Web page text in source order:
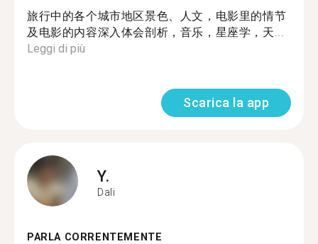
旅行中的各个城市地区景色、人文，电影里的情节
及电影的内容深入体会剖析，音乐，星座学，天...
Leggi di più
Scarica la app
Y.
Dali
PARLA CORRENTEMENTE